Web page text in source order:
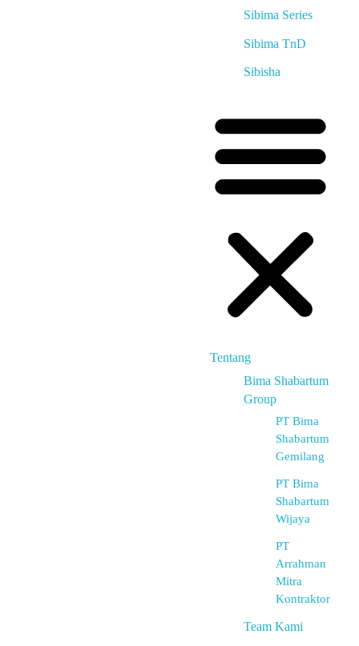
Sibima Series
Sibima TnD
Sibisha
Tentang
Bima Shabartum
Group
PT Bima
Shabartum
Gemilang
PT Bima
Shabartum
Wijaya
PT
Arrahman
Mitra
Kontraktor
Team Kami